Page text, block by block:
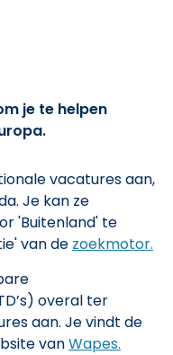
je te helpen
vacatures aan,
Je kan ze
'Buitenland' te
van de zoekmotor.
overal ter
aan. Je vindt de
vanWapes.